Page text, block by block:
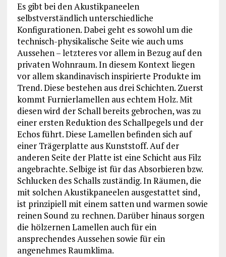
Es gibt bei den Akustikpaneelen
selbstverständlich unterschiedliche
Konfigurationen. Dabei geht es sowohl um die
technisch-physikalische Seite wie auch ums
Aussehen – letzteres vor allem in Bezug auf den
privaten Wohnraum. In diesem Kontext liegen
vor allem skandinavisch inspirierte Produkte im
Trend. Diese bestehen aus drei Schichten. Zuerst
kommt Furnierlamellen aus echtem Holz. Mit
diesen wird der Schall bereits gebrochen, was zu
einer ersten Reduktion des Schallpegels und der
Echos führt. Diese Lamellen befinden sich auf
einer Trägerplatte aus Kunststoff. Auf der
anderen Seite der Platte ist eine Schicht aus Filz
angebrachte. Selbige ist für das Absorbieren bzw.
Schlucken des Schalls zuständig. In Räumen, die
mit solchen Akustikpaneelen ausgestattet sind,
ist prinzipiell mit einem satten und warmen sowie
reinen Sound zu rechnen. Darüber hinaus sorgen
die hölzernen Lamellen auch für ein
ansprechendes Aussehen sowie für ein
angenehmes Raumklima.